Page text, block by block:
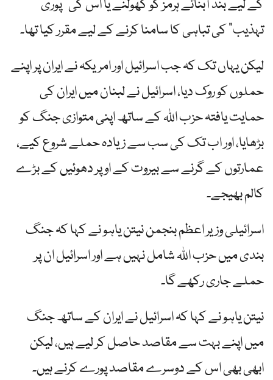
کے لیے بند آبنائے ہرمز کو کھولنے یا اس کی "پوری
تہذیب” کی تباہی کا سامنا کرنے کے لیے مقرر کیا تھا۔
لیکن یہاں تک کہ جب اسرائیل اور امریکہ نے ایران پر اپنے
حملوں کو روک دیا، اسرائیل نے لبنان میں ایران کی
حمایت یافتہ حزب اللہ کے ساتھ اپنی متوازی جنگ کو
بڑھایا، اور اب تک کی سب سے زیادہ حملے شروع کیے،
عمارتوں کے گرنے سے بیروت کے اوپر دھوئیں کے بڑے
کالم بھیجے۔
اسرائیلی وزیر اعظم بنجمن نیتن یاہو نے کہا کہ جنگ
بندی میں حزب اللہ شامل نہیں ہے اور اسرائیل ان پر
حملے جاری رکھے گا۔
نیتن یاہو نے کہا کہ اسرائیل نے ایران کے ساتھ جنگ ​​
میں اپنے بہت سے مقاصد حاصل کر لیے ہیں، لیکن
ابھی بھی اس کے دوسرے مقاصد پورے کرنے ہیں۔